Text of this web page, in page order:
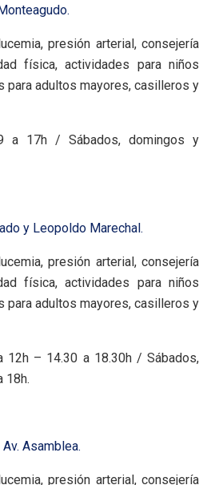
presión arterial, consejería
física, actividades para niños
para adultos mayores, casilleros y
a 17h / Sábados, domingos y
y Leopoldo Marechal.
presión arterial, consejería
física, actividades para niños
para adultos mayores, casilleros y
12h – 14.30 a 18.30h / Sábados,
18h.
Asamblea.
presión arterial, consejería